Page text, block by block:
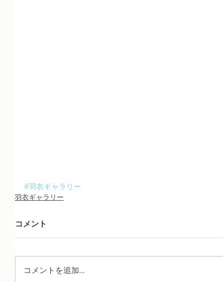
#羽衣ギャラリー
羽衣ギャラリー
コメント
コメントを追加…